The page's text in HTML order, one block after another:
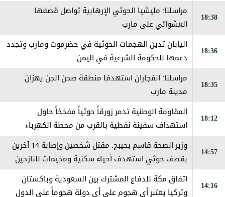
18:38
مراسلنا: مليشيا الحوثي الإرهابية تواصل قصفها
العشوائي على مارب
18:36
اليابان تدين الهجمات الحوثية في حضرموت ومارب وتجدد
دعمها للحكومة الشرعية في اليمن
18:35
مراسلنا: انفجاران استهدفا منطقة صحن الجن يهزان
مدينة مارب
18:12
المقاومة الوطنية تدمر زورقاً حوثياً مفخخاً حاول
استهداف سفينة نفطية بالقرب من محطة الكهرباء
14:57
وزير الصحة قاسم بحيبح: مقتل شخصين وإصابة 14 آخرين
بقصف حوثي استهدف أحياء سكنية ومخيمات للنازحين
14:16
اتفاق مكة للدفاع المشترك بين السعودية وباكستان
وتركيا يعتبر ‏أي هجوم على أي دولة هجوماً على الدول